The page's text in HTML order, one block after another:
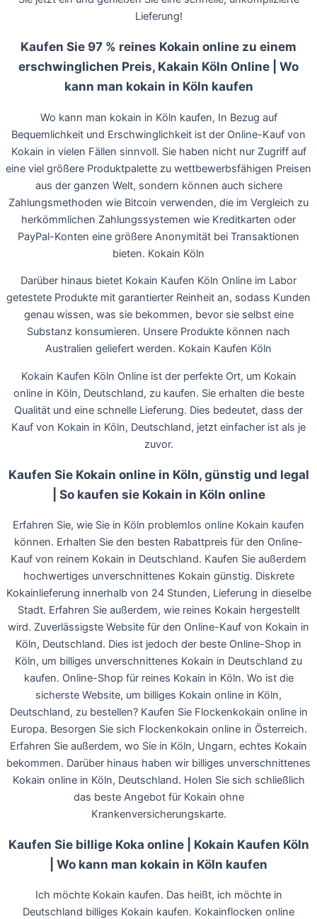
Lieferung!
Kaufen Sie 97 % reines Kokain online zu einem
erschwinglichen Preis, Kakain Köln Online | Wo
kann man kokain in Köln kaufen
Wo kann man kokain in Köln kaufen, In Bezug auf
Bequemlichkeit und Erschwinglichkeit ist der Online-Kauf von
Kokain in vielen Fällen sinnvoll. Sie haben nicht nur Zugriff auf
eine viel größere Produktpalette zu wettbewerbsfähigen Preisen
aus der ganzen Welt, sondern können auch sichere
Zahlungsmethoden wie Bitcoin verwenden, die im Vergleich zu
herkömmlichen Zahlungssystemen wie Kreditkarten oder
PayPal-Konten eine größere Anonymität bei Transaktionen
bieten. Kokain Köln
Darüber hinaus bietet Kokain Kaufen Köln Online im Labor
getestete Produkte mit garantierter Reinheit an, sodass Kunden
genau wissen, was sie bekommen, bevor sie selbst eine
Substanz konsumieren. Unsere Produkte können nach
Australien geliefert werden. Kokain Kaufen Köln
Kokain Kaufen Köln Online ist der perfekte Ort, um Kokain
online in Köln, Deutschland, zu kaufen. Sie erhalten die beste
Qualität und eine schnelle Lieferung. Dies bedeutet, dass der
Kauf von Kokain in Köln, Deutschland, jetzt einfacher ist als je
zuvor.
Kaufen Sie Kokain online in Köln, günstig und legal
| So kaufen sie Kokain in Köln online
Erfahren Sie, wie Sie in Köln problemlos online Kokain kaufen
können. Erhalten Sie den besten Rabattpreis für den Online-
Kauf von reinem Kokain in Deutschland. Kaufen Sie außerdem
hochwertiges unverschnittenes Kokain günstig. Diskrete
Kokainlieferung innerhalb von 24 Stunden, Lieferung in dieselbe
Stadt. Erfahren Sie außerdem, wie reines Kokain hergestellt
wird. Zuverlässigste Website für den Online-Kauf von Kokain in
Köln, Deutschland. Dies ist jedoch der beste Online-Shop in
Köln, um billiges unverschnittenes Kokain in Deutschland zu
kaufen. Online-Shop für reines Kokain in Köln. Wo ist die
sicherste Website, um billiges Kokain online in Köln,
Deutschland, zu bestellen? Kaufen Sie Flockenkokain online in
Europa. Besorgen Sie sich Flockenkokain online in Österreich.
Erfahren Sie außerdem, wo Sie in Köln, Ungarn, echtes Kokain
bekommen. Darüber hinaus haben wir billiges unverschnittenes
Kokain online in Köln, Deutschland. Holen Sie sich schließlich
das beste Angebot für Kokain ohne
Krankenversicherungskarte.
Kaufen Sie billige Koka online | Kokain Kaufen Köln
| Wo kann man kokain in Köln kaufen
Ich möchte Kokain kaufen. Das heißt, ich möchte in
Deutschland billiges Kokain kaufen. Kokainflocken online